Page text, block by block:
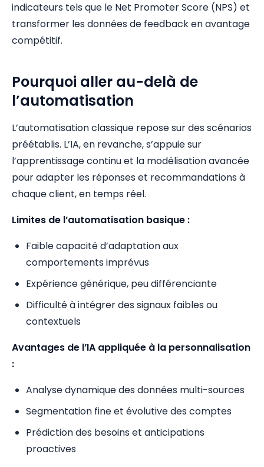
indicateurs tels que le Net Promoter Score (NPS) et
transformer les données de feedback en avantage
compétitif.
Pourquoi aller au-delà de
l’automatisation
L’automatisation classique repose sur des scénarios
préétablis. L’IA, en revanche, s’appuie sur
l’apprentissage continu et la modélisation avancée
pour adapter les réponses et recommandations à
chaque client, en temps réel.
Limites de l’automatisation basique :
Faible capacité d’adaptation aux
comportements imprévus
Expérience générique, peu différenciante
Difficulté à intégrer des signaux faibles ou
contextuels
Avantages de l’IA appliquée à la personnalisation
:
Analyse dynamique des données multi-sources
Segmentation fine et évolutive des comptes
Prédiction des besoins et anticipations
proactives